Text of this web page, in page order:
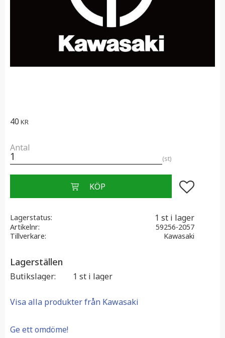
40 KR
Antal
st
Lägg till i
Lagerstatus 1 st i lager
Artikelnr
59256-2057
Tillverkare
Kawasaki
Lagerställen
Butikslager 1 st i lager
Visa alla produkter från Kawasaki
Ge ett omdöme!